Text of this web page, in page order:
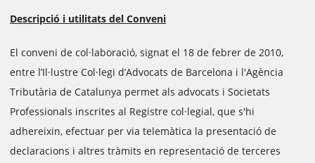
Descripció i utilitats del Conveni
El conveni de col·laboració, signat el 18 de febrer de 2010,
entre l’Il·lustre Col·legi d’Advocats de Barcelona i l'Agència
Tributària de Catalunya permet als advocats i Societats
Professionals inscrites al Registre col·legial, que s'hi
adhereixin, efectuar per via telemàtica la presentació de
declaracions i altres tràmits en representació de terceres